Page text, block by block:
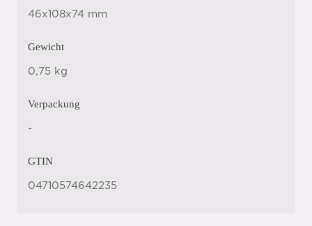
46x108x74 mm
Gewicht
0,75 kg
Verpackung
-
GTIN
04710574642235